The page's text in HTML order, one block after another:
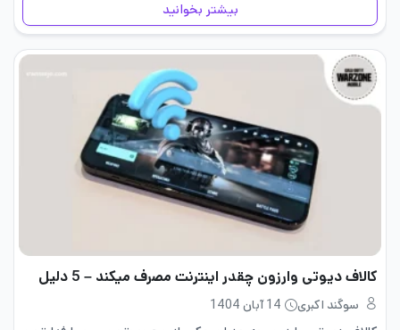
بیشتر بخوانید
کالاف دیوتی وارزون چقدر اینترنت مصرف میکند – 5 دلیل
سوگند اکبری
14 آبان 1404